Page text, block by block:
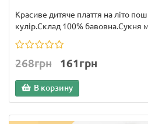
Красиве дитяче плаття на літо
кулір.Склад 100% бавовна.Сукня
268грн 161грн
В корзину